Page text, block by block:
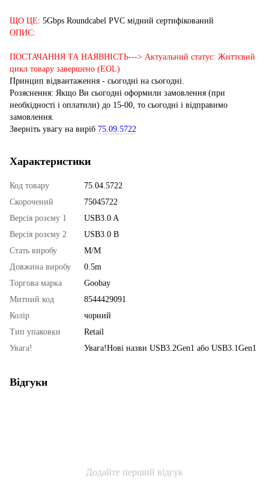
ЩО ЦЕ: 5Gbps Roundcabel PVC мідний сертифікований
ОПИС:
ПОСТАЧАННЯ ТА НАЯВНІСТЬ---> Актуальний статус: Життєвий
цикл товару завершено (EOL)
Принцип відвантаження - сьогодні на сьогодні.
Розяснення: Якщо Ви сьогодні оформили замовлення (при
необхідності і оплатили) до 15-00, то сьогодні і відправимо
замовлення.
Зверніть увагу на виріб 75.09.5722
Характеристики
Код товару
75.04.5722
Скорочений
75045722
Версія розєму 1
USB3.0 A
Версія розєму 2
USB3.0 B
Стать виробу
M/M
Довжина виробу
0.5m
Торгова марка
Goobay
Митний код
8544429091
Колір
чорний
Тип упаковки
Retail
Увага!
Увага!Нові назви USB3.2Gen1 або USB3.1Gen1
Відгуки
Додайте перший відгук